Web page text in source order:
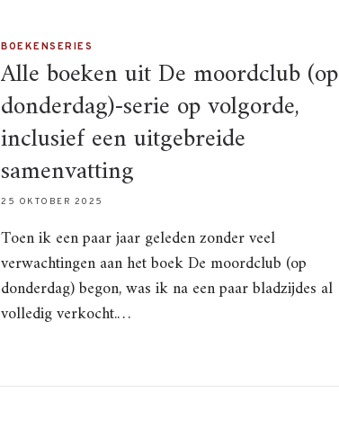
BOEKENSERIES
Alle boeken uit De moordclub (op
donderdag)-serie op volgorde,
inclusief een uitgebreide
samenvatting
25 OKTOBER 2025
Toen ik een paar jaar geleden zonder veel
verwachtingen aan het boek De moordclub (op
donderdag) begon, was ik na een paar bladzijdes al
volledig verkocht.…